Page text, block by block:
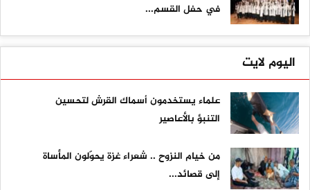
في حفل القسم...
اليوم لايت
علماء يستخدمون أسماك القرش لتحسين
التنبؤ بالأعاصير
من خيام النزوح .. شعراء غزة يحوّلون المأساة
إلى قصائد...